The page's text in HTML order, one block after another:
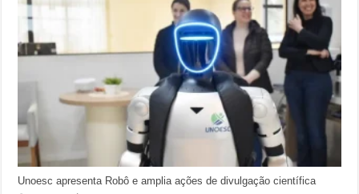
Unoesc apresenta Robô e amplia ações de divulgação científica